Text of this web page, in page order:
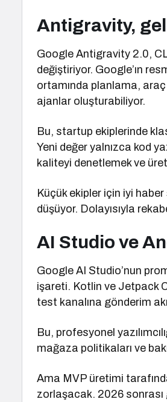
Antigravity,
Google Antigravity 2.0,
değiştiriyor. Google’ın
ortamında planlama, araç
ajanlar oluşturabiliyor.
Bu, startup ekiplerinde
Yeni değer yalnızca kod
kaliteyi denetlemek ve
Küçük ekipler için iyi
düşüyor. Dolayısıyla
AI Studio ve
Google AI Studio’nun
işareti. Kotlin ve Jetpack
test kanalına gönderim
Bu, profesyonel
mağaza politikaları ve
Ama MVP üretimi
zorlaşacak. 2026 sonrası